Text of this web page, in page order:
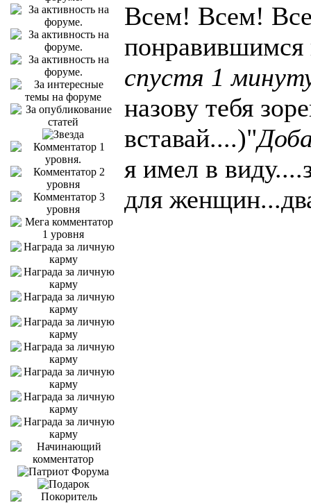
Всем! Всем!
спустя 1
назову тебя
вставай....)"
я имел в
для